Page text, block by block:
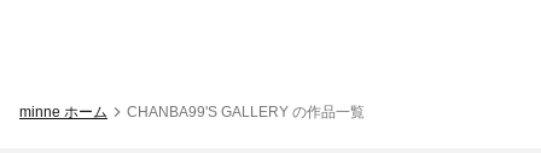
minne ホーム CHANBA99'S GALLERY の作品一覧